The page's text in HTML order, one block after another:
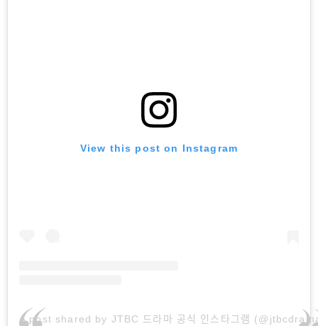
View this post on Instagram
A post shared by JTBC 드라마 공식 인스타그램